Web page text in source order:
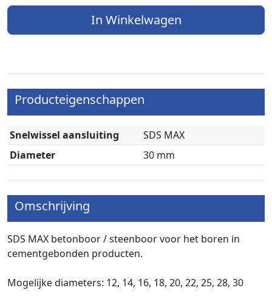
In Winkelwagen
Producteigenschappen
Snelwissel aansluiting
SDS MAX
Diameter
30 mm
Omschrijving
SDS MAX betonboor / steenboor voor het boren in
cementgebonden producten.
Mogelijke diameters: 12, 14, 16, 18, 20, 22, 25, 28, 30